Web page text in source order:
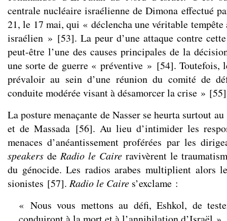
centrale nucléaire israélienne de Dimona effectué
21, le 17 mai, qui « déclencha une véritable
israélien » [53]. La peur d’une attaque contre
peut-être l’une des causes principales de la
une sorte de guerre « préventive » [54]. Toutefois,
prévaloir au sein d’une réunion du comité de
conduite modérée visant à désamorcer la crise » [55]
La posture menaçante de Nasser se heurta surtout
et de Massada [56]. Au lieu d’intimider les
menaces d’anéantissement proférées par les
speakers de Radio le Caire ravivèrent le
du génocide. Les radios arabes multiplient alors
sionistes [57]. Radio le Caire s’exclame :
« Nous vous mettons au défi, Eshkol, de